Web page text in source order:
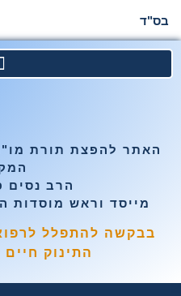
בס"ד
האתר להפצת תורת
הרב נסים
מייסד וראש מוסדות
בבקשה להתפלל
התינוק חיים